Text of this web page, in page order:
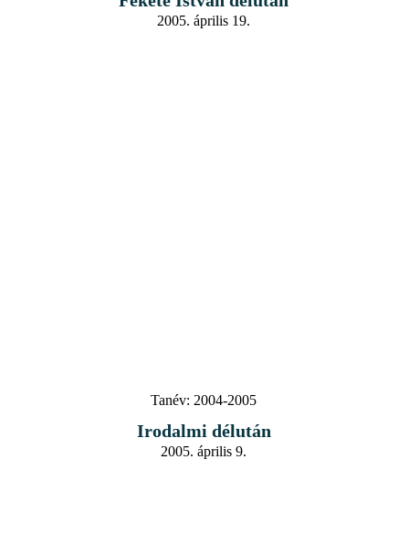
2005. április 19.
Tanév: 2004-2005
Irodalmi délután
2005. április 9.